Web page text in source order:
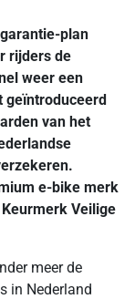
plan
rijders de
weer een
geïntroduceerd
van het
e-bike merk
Veilige
meer de
in Nederland